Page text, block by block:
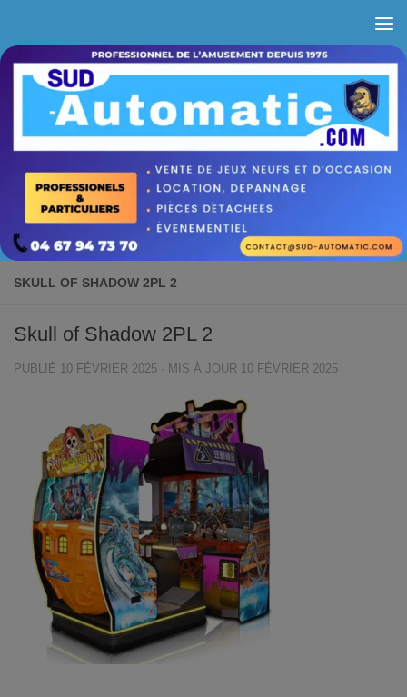
SKULL OF SHADOW 2PL 2
Skull of Shadow 2PL 2
PUBLIÉ 10 FÉVRIER 2025 · MIS À JOUR 10 FÉVRIER 2025